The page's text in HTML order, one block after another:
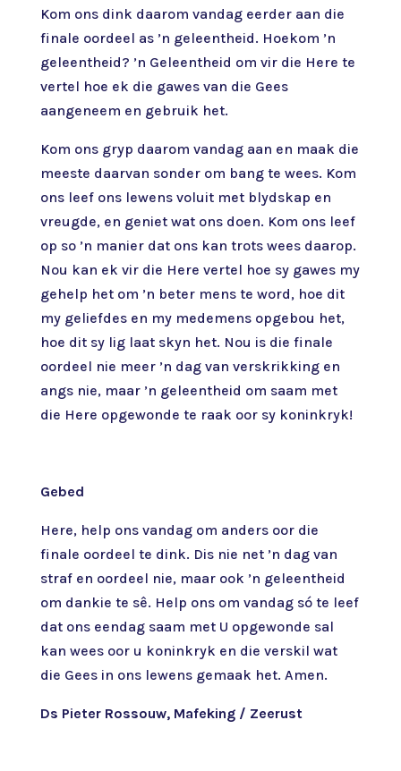
Kom ons dink daarom vandag eerder aan die
finale oordeel as ’n geleentheid. Hoekom ’n
geleentheid? ’n Geleentheid om vir die Here te
vertel hoe ek die gawes van die Gees
aangeneem en gebruik het.
Kom ons gryp daarom vandag aan en maak die
meeste daarvan sonder om bang te wees. Kom
ons leef ons lewens voluit met blydskap en
vreugde, en geniet wat ons doen. Kom ons leef
op so ’n manier dat ons kan trots wees daarop.
Nou kan ek vir die Here vertel hoe sy gawes my
gehelp het om ’n beter mens te word, hoe dit
my geliefdes en my medemens opgebou het,
hoe dit sy lig laat skyn het. Nou is die finale
oordeel nie meer ’n dag van verskrikking en
angs nie, maar ’n geleentheid om saam met
die Here opgewonde te raak oor sy koninkryk!
Gebed
Here, help ons vandag om anders oor die
finale oordeel te dink. Dis nie net ’n dag van
straf en oordeel nie, maar ook ’n geleentheid
om dankie te sê. Help ons om vandag só te leef
dat ons eendag saam met U opgewonde sal
kan wees oor u koninkryk en die verskil wat
die Gees in ons lewens gemaak het. Amen.
Ds Pieter Rossouw, Mafeking / Zeerust